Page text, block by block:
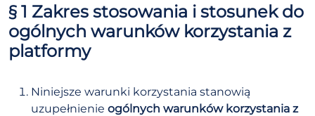
§ 1 Zakres stosowania i stosunek do
ogólnych warunków korzystania z
platformy
Niniejsze warunki korzystania stanowią
uzupełnienie ogólnych warunków korzystania z